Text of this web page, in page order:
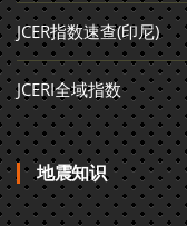
JCER指数速查(印尼)
JCERI全域指数
地震知识